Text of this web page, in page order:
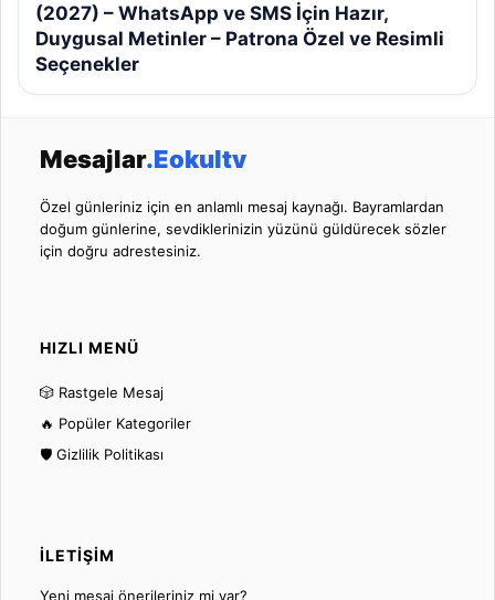
(2027) – WhatsApp ve SMS İçin Hazır,
Duygusal Metinler – Patrona Özel ve Resimli
Seçenekler
Mesajlar.Eokultv
Özel günleriniz için en anlamlı mesaj kaynağı. Bayramlardan
doğum günlerine, sevdiklerinizin yüzünü güldürecek sözler
için doğru adrestesiniz.
HIZLI MENÜ
🎲 Rastgele Mesaj
🔥 Popüler Kategoriler
🛡️ Gizlilik Politikası
İLETIŞIM
Yeni mesaj önerileriniz mi var?